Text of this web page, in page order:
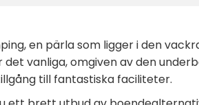
en pärla som ligger i den
vanliga, omgiven av den
till fantastiska faciliteter.